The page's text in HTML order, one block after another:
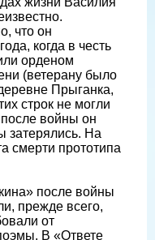
что он
когда в честь
орденом
(ветерану было
Прыганка,
строк не могли
войны он
затерялись. На
смерти прототипа
после войны
прежде всего,
от
В «Ответе